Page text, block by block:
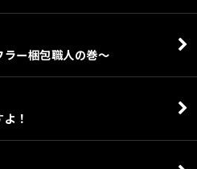
ー梱包職人の巻～
！